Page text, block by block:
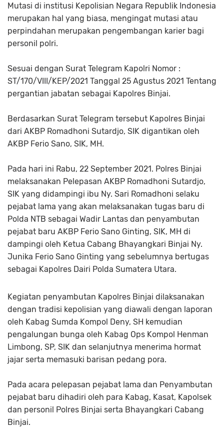
Mutasi di institusi Kepolisian Negara Republik Indonesia
merupakan hal yang biasa, mengingat mutasi atau
perpindahan merupakan pengembangan karier bagi
personil polri.
Sesuai dengan Surat Telegram Kapolri Nomor :
ST/170/VIII/KEP/2021 Tanggal 25 Agustus 2021 Tentang
pergantian jabatan sebagai Kapolres Binjai.
Berdasarkan Surat Telegram tersebut Kapolres Binjai
dari AKBP Romadhoni Sutardjo, SIK digantikan oleh
AKBP Ferio Sano, SIK, MH.
Pada hari ini Rabu, 22 September 2021. Polres Binjai
melaksanakan Pelepasan AKBP Romadhoni Sutardjo,
SIK yang didampingi ibu Ny. Sari Romadhoni selaku
pejabat lama yang akan melaksanakan tugas baru di
Polda NTB sebagai Wadir Lantas dan penyambutan
pejabat baru AKBP Ferio Sano Ginting, SIK, MH di
dampingi oleh Ketua Cabang Bhayangkari Binjai Ny.
Junika Ferio Sano Ginting yang sebelumnya bertugas
sebagai Kapolres Dairi Polda Sumatera Utara.
Kegiatan penyambutan Kapolres Binjai dilaksanakan
dengan tradisi kepolisian yang diawali dengan laporan
oleh Kabag Sumda Kompol Deny, SH kemudian
pengalungan bunga oleh Kabag Ops Kompol Henman
Limbong, SP, SIK dan selanjutnya menerima hormat
jajar serta memasuki barisan pedang pora.
Pada acara pelepasan pejabat lama dan Penyambutan
pejabat baru dihadiri oleh para Kabag, Kasat, Kapolsek
dan personil Polres Binjai serta Bhayangkari Cabang
Binjai.